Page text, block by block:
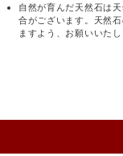
自然が育んだ天然石は
合がございます。天然
ますよう、お願いいたし